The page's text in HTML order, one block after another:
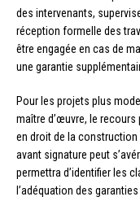
des intervenants,
réception formelle des
être engagée en cas de
une garantie
Pour les projets plus
maître d’œuvre, le recours
en droit de la
avant signature peut
permettra d’identifier les
l’adéquation des